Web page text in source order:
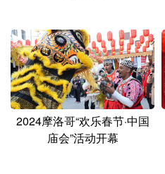
2024摩洛哥“欢乐春节·中国
庙会”活动开幕